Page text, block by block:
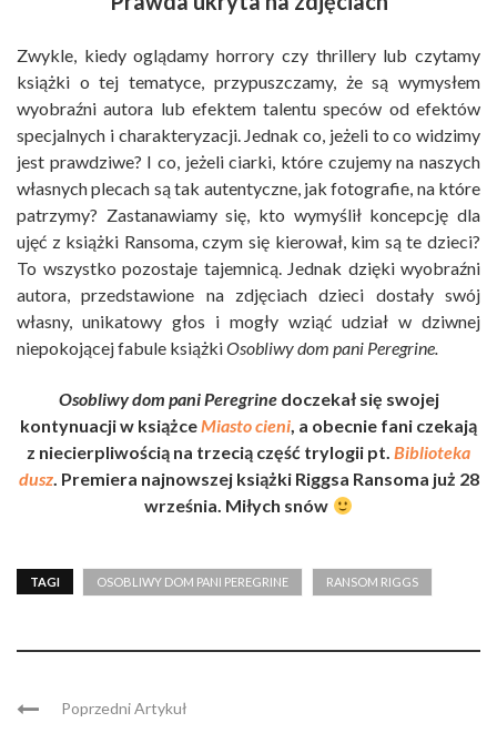
Zwykle, kiedy oglądamy horrory czy thrillery lub czytamy
książki o tej tematyce, przypuszczamy, że są wymysłem
wyobraźni autora lub efektem talentu speców od efektów
specjalnych i charakteryzacji. Jednak co, jeżeli to co widzimy
jest prawdziwe? I co, jeżeli ciarki, które czujemy na naszych
własnych plecach są tak autentyczne, jak fotografie, na które
patrzymy? Zastanawiamy się, kto wymyślił koncepcję dla
ujęć z książki Ransoma, czym się kierował, kim są te dzieci?
To wszystko pozostaje tajemnicą. Jednak dzięki wyobraźni
autora, przedstawione na zdjęciach dzieci dostały swój
własny, unikatowy głos i mogły wziąć udział w dziwnej
niepokojącej fabule książkiOsobliwy dom pani Peregrine.
Osobliwy dom pani Peregrinedoczekał się swojej
kontynuacji w książceMiasto cieni, a obecnie fani czekają
z niecierpliwością na trzecią część trylogii pt. Biblioteka
dusz. Premiera najnowszej książki Riggsa Ransoma już 28
września. Miłych snów
TAGI OSOBLIWY DOM PANI PEREGRINE RANSOM RIGGS
Poprzedni Artykuł